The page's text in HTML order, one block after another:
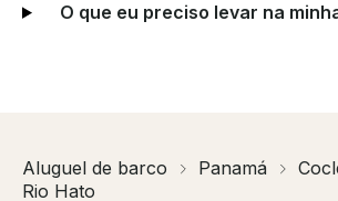
O que eu preciso levar na
Aluguel de barco Panamá
Rio Hato